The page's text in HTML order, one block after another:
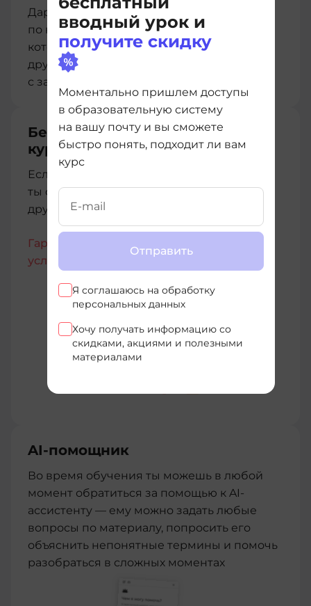
вводный урок и
получите скидку
Моментально пришлем доступы
в образовательную систему
на вашу почту и вы сможете
быстро понять, подходит ли вам
курс
Отправить
Я соглашаюсь на обработку
персональных данных
Хочу получать информацию со
скидками, акциями и полезными
материалами
Дарим нашим студентам мини-курс
по ключевым английским словам в IT,
который сделали совместно с нашими
друзьями из Advance. Учимся и работаем
с зарубежными коллегами легко.
Бесплатный перевод между
курсами
Если купленный курс тебе не подойдет,
ты сможешь бесплатно перейти на любой
другой без дополнительных расходов
Гарантии имеют юридическую силу,
условия прописаны в Договоре-оферте
AI-помощник
Во время обучения ты можешь в любой
момент обратиться за помощью к AI-
ассистенту — ему можно задать любые
вопросы по материалу, попросить его
объяснить непонятные термины и помочь
разобраться в сложных моментах